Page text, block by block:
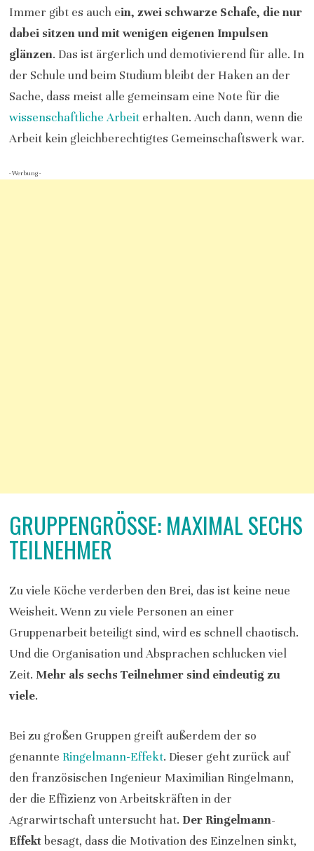
Immer gibt es auch ein, zwei schwarze Schafe, die nur
dabei sitzen und mit wenigen eigenen Impulsen
glänzen. Das ist ärgerlich und demotivierend für alle. In
der Schule und beim Studium bleibt der Haken an der
Sache, dass meist alle gemeinsam eine Note für die
wissenschaftliche Arbeiterhalten. Auch dann, wenn die
Arbeit kein gleichberechtigtes Gemeinschaftswerk war.
- Werbung -
GRUPPENGRÖSSE: MAXIMAL SECHS T
EILNEHMER
Zu viele Köche verderben den Brei, das ist keine neue
Weisheit. Wenn zu viele Personen an einer
Gruppenarbeit beteiligt sind, wird es schnell chaotisch.
Und die Organisation und Absprachen schlucken viel
Zeit. Mehr als sechs Teilnehmer sind eindeutig zu
viele.
Bei zu großen Gruppen greift außerdem der so
genannte Ringelmann-Effekt. Dieser geht zurück auf
den französischen Ingenieur Maximilian Ringelmann,
der die Effizienz von Arbeitskräften in der
Agrarwirtschaft untersucht hat. Der Ringelmann-
Effektbesagt, dass die Motivation des Einzelnen sinkt,